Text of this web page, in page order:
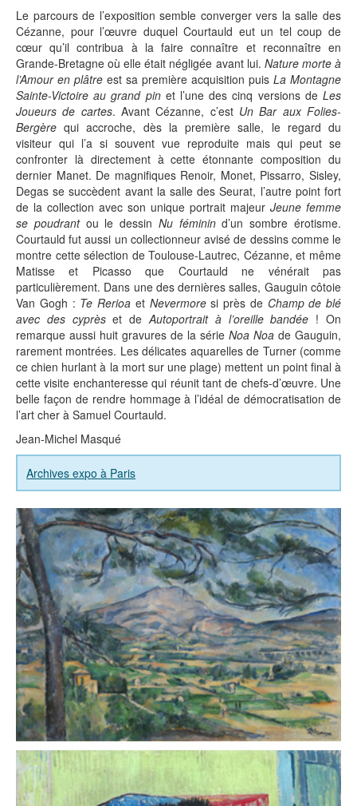
Le parcours de l’exposition semble converger vers la salle des
Cézanne, pour l’œuvre duquel Courtauld eut un tel coup de
cœur qu’il contribua à la faire connaître et reconnaître en
Grande-Bretagne où elle était négligée avant lui. Nature morte à
l’Amour en plâtre est sa première acquisition puis La Montagne
Sainte-Victoire au grand pinet l’une des cinq versions deLes
Joueurs de cartes. Avant Cézanne, c’est Un Bar aux Folies-
Bergère qui accroche, dès la première salle, le regard du
visiteur qui l’a si souvent vue reproduite mais qui peut se
confronter là directement à cette étonnante composition du
dernier Manet. De magnifiques Renoir, Monet, Pissarro, Sisley,
Degas se succèdent avant la salle des Seurat, l’autre point fort
de la collection avec son unique portrait majeur Jeune femme
se poudrantou le dessin Nu féminind’un sombre érotisme.
Courtauld fut aussi un collectionneur avisé de dessins comme le
montre cette sélection de Toulouse-Lautrec, Cézanne, et même
Matisse et Picasso que Courtauld ne vénérait pas
particulièrement. Dans une des dernières salles, Gauguin côtoie
Van Gogh : Te Rerioa et Nevermoresi près de Champ de blé
avec des cyprèset deAutoportrait à l’oreille bandée ! On
remarque aussi huit gravures de la série Noa Noa de Gauguin,
rarement montrées. Les délicates aquarelles de Turner (comme
ce chien hurlant à la mort sur une plage) mettent un point final à
cette visite enchanteresse qui réunit tant de chefs-d’œuvre. Une
belle façon de rendre hommage à l’idéal de démocratisation de
l’art cher à Samuel Courtauld.
Jean-Michel Masqué
Archives expo à Paris